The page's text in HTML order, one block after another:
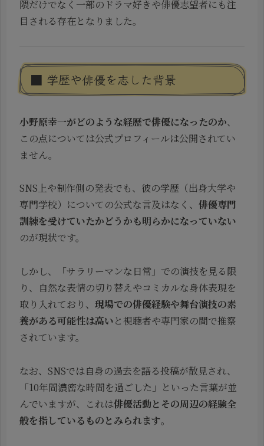
隈だけでなく一部のドラマ好きや俳優志望者にも注
目される存在となりました。
■ 学歴や俳優を志した背景
小野原幸一がどのような経歴で俳優になったのか、
この点については公式プロフィールは公開されてい
ません。
SNS上や制作側の発表でも、彼の学歴（出身大学や
専門学校）についての公式な言及はなく、 俳優専門
訓練を受けていたかどうかも明らかになっていない
のが現状です。
しかし、「サラリーマンな日常」での演技を見る限
り、自然な表情の切り替えやコミカルな身体表現を
取り入れており、 現場での俳優経験や舞台演技の素
養がある可能性は高いと視聴者や専門家の間で推察
されています。
なお、SNSでは自身の過去を語る投稿が散見され、
「10年間濃密な時間を過ごした」といった言葉が並
んでいますが、これは俳優活動とその周辺の経験全
般を指しているものとみられます。